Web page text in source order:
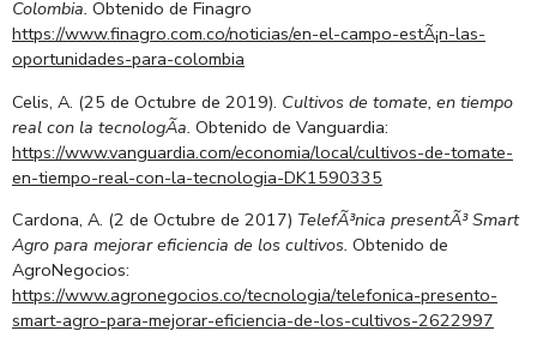
Colombia. Obtenido de Finagro
https://www.finagro.com.co/noticias/en-el-campo-estÃ¡n-las-
oportunidades-para-colombia
Celis, A. (25 de Octubre de 2019). Cultivos de tomate, en tiempo
real con la tecnologÃ­a. Obtenido de Vanguardia:
https://www.vanguardia.com/economia/local/cultivos-de-tomate-
en-tiempo-real-con-la-tecnologia-DK1590335
Cardona, A. (2 de Octubre de 2017) TelefÃ³nica presentÃ³ Smart
Agro para mejorar eficiencia de los cultivos. Obtenido de
AgroNegocios:
https://www.agronegocios.co/tecnologia/telefonica-presento-
smart-agro-para-mejorar-eficiencia-de-los-cultivos-2622997